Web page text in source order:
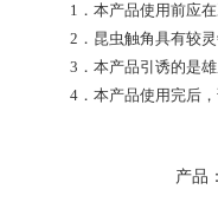
1．本产品使用前应
2．昆虫触角具有较
3．本产品引诱的是
4．本产品使用完后
产品